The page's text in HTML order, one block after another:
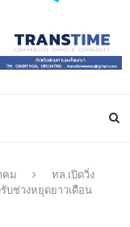
คม
ทล.เปิดวิ่ง
บช่วงหยุดยาวเดือน